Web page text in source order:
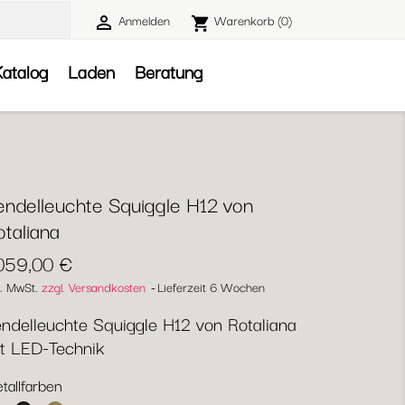
 Anmelden shopping_cart Warenkorb(0)
Laden Beratung
Squiggle H12 von
€
MwSt. zzgl. Versandkosten Lieferzeit 6 Wochen
Squiggle H12 von Rotaliana
LED-Technik